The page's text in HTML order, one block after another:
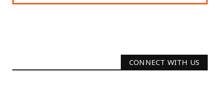
CONNECT WITH US